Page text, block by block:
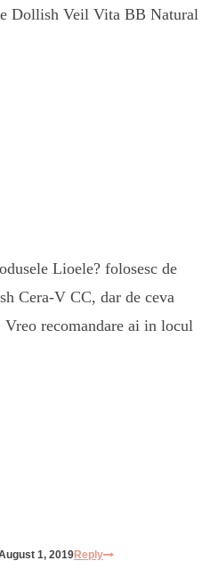
Dollish Veil Vita BB Natural
Lioele? folosesc de
Cera-V CC, dar de ceva
Vreo recomandare ai in locul
1, 2019Reply